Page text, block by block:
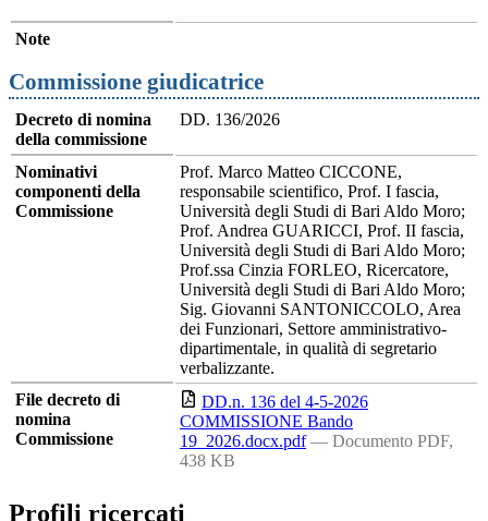
Note
Commissione giudicatrice
Decreto di nomina
della commissione
DD. 136/2026
Nominativi
componenti della
Commissione
Prof. Marco Matteo CICCONE,
responsabile scientifico, Prof. I fascia,
Università degli Studi di Bari Aldo Moro;
Prof. Andrea GUARICCI, Prof. II fascia,
Università degli Studi di Bari Aldo Moro;
Prof.ssa Cinzia FORLEO, Ricercatore,
Università degli Studi di Bari Aldo Moro;
Sig. Giovanni SANTONICCOLO, Area
dei Funzionari, Settore amministrativo-
dipartimentale, in qualità di segretario
verbalizzante.
File decreto di
nomina
Commissione
DD.n. 136 del 4-5-2026
COMMISSIONE Bando
19_2026.docx.pdf — Documento PDF,
438 KB
Profili ricercati